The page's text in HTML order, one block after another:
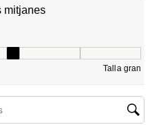
mitjanes
Talla gran
regió de cerca